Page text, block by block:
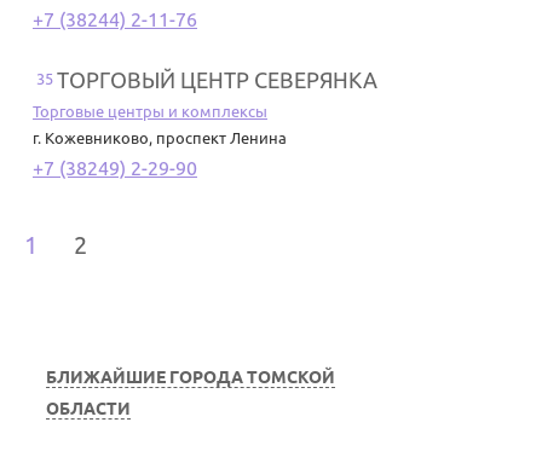
+7 (38244) 2-11-76
35 ТОРГОВЫЙ ЦЕНТР СЕВЕРЯНКА
Торговые центры и комплексы
г. Кожевниково, проспект Ленина
+7 (38249) 2-29-90
1 2
БЛИЖАЙШИЕ ГОРОДА ТОМСКОЙ
ОБЛАСТИ